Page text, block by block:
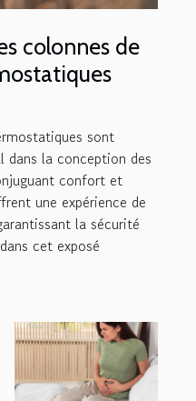
colonnes de
sont
dans la conception des
confort et
une expérience de
la sécurité
cet exposé